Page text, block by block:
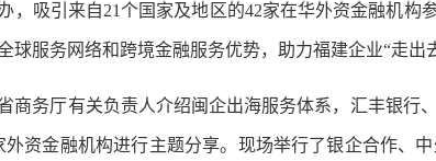
，吸引来自21个国家及地区的42家在华外资金融机
球服务网络和跨境金融服务优势，助力福建企业“走出
务厅有关负责人介绍闽企出海服务体系，汇丰银行
外资金融机构进行主题分享。现场举行了银企合作、